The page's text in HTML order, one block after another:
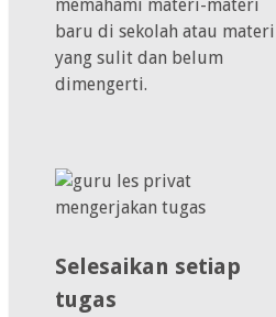
memahami materi-materi
baru di sekolah atau materi
yang sulit dan belum
dimengerti.
Selesaikan setiap
tugas